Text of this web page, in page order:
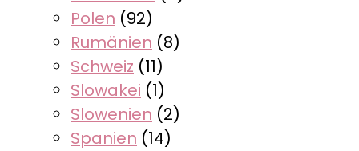
Polen (92)
Rumänien (8)
Schweiz (11)
Slowakei (1)
Slowenien (2)
Spanien (14)